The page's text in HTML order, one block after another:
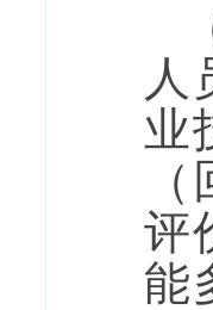
人
业
评
能